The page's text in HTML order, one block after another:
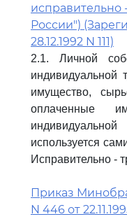
России")
28.12.1992 N 111)
2.1. Личной
индивидуальной
имущество,
оплаченные
используется
Исправительно -
Приказ
N 446 от